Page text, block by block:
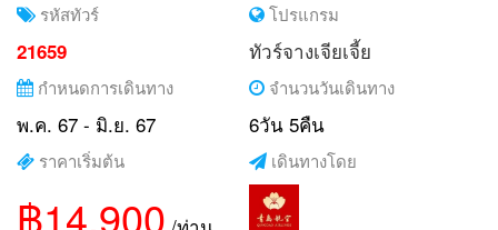
รหัสทัวร์
21659
โปรแกรม
ทัวร์จางเจียเจี้ย
กำหนดการเดินทาง
พ.ค. 67 - มิ.ย. 67
จำนวนวันเดินทาง
6วัน 5คืน
ราคาเริ่มต้น
฿14,900
เดินทางโดย